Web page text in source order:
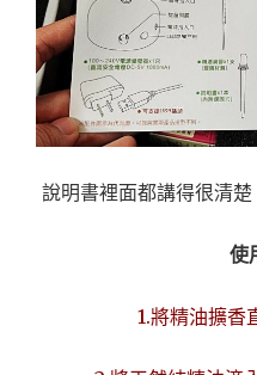
說明書裡面都講得很清
使
1.將精油擴香